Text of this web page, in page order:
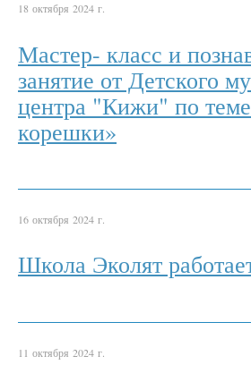
18 октября 2024 г.
Мастер- класс и
занятие от Детского
центра "Кижи" по
корешки»
16 октября 2024 г.
Школа Эколят
11 октября 2024 г.